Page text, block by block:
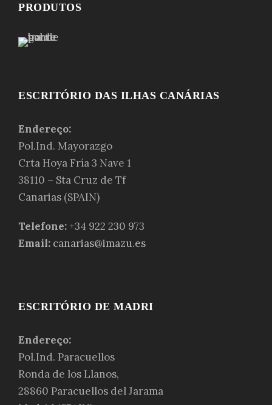
PRODUTOS
ESCRITÓRIO DAS ILHAS CANÁRIAS
Endereço:
Pol.Ind. Mayorazgo
Crta Hoya Fría 3 Nave 1
38110 – Sta Cruz de Tf
Canarias (SPAIN)
Telefone:+34 922 230 973
Email: canarias@imazu.es
ESCRITÓRIO DE MADRI
Endereço:
Pol.Ind. Paracuellos
Ronda de los Llanos,
28860 Paracuellos del Jarama